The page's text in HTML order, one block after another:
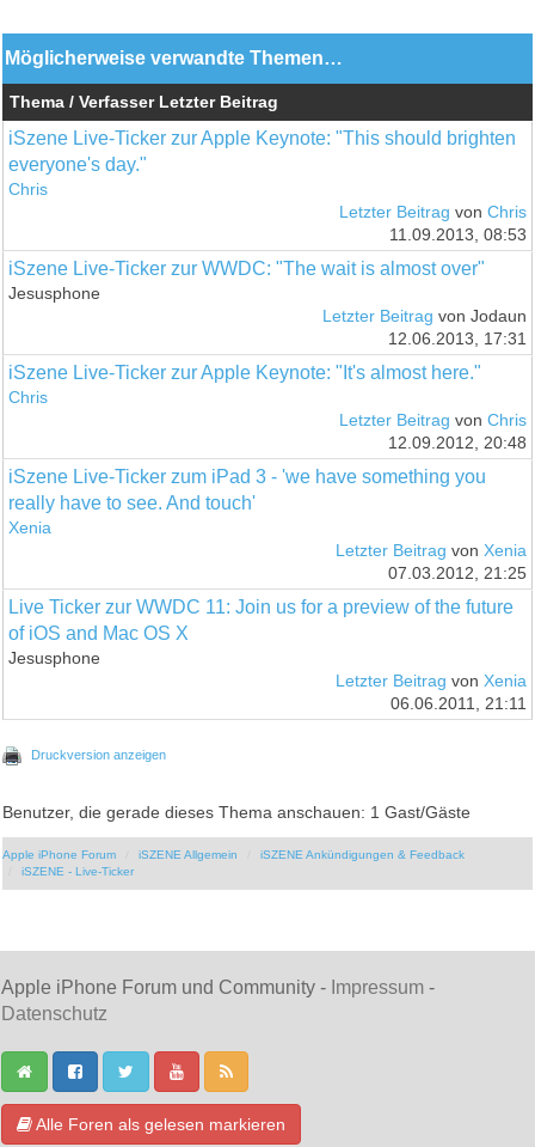
Möglicherweise verwandte Themen…
Thema / Verfasser Letzter Beitrag
iSzene Live-Ticker zur Apple Keynote: "This should brighten
everyone's day."
Chris
Letzter Beitrag von Chris
11.09.2013, 08:53
iSzene Live-Ticker zur WWDC: "The wait is almost over"
Jesusphone
Letzter Beitrag von Jodaun
12.06.2013, 17:31
iSzene Live-Ticker zur Apple Keynote: "It's almost here."
Chris
Letzter Beitrag von Chris
12.09.2012, 20:48
iSzene Live-Ticker zum iPad 3 - 'we have something you
really have to see. And touch'
Xenia
Letzter Beitrag von Xenia
07.03.2012, 21:25
Live Ticker zur WWDC 11: Join us for a preview of the future
of iOS and Mac OS X
Jesusphone
Letzter Beitrag von Xenia
06.06.2011, 21:11
Druckversion anzeigen
Benutzer, die gerade dieses Thema anschauen: 1 Gast/Gäste
Apple iPhone Forum iSZENE Allgemein
iSZENE Ankündigungen & Feedback
iSZENE - Live-Ticker
Apple iPhone Forum und Community - Impressum -
Datenschutz
Alle Foren als gelesen markieren